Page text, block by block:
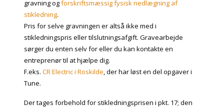
gravning ogforskriftsmæssig fysisk nedlægning af
stikledning.
Pris for selve gravningen er altså ikke med i
stikledningspris eller tilslutningsafgift. Gravearbejde
sørger du enten selv for eller du kan kontakte en
entreprenør til at hjælpe dig.
F.eks. CR Electric i Roskilde, der har løst en del opgaver i
Tune.
Der tages forbehold for stikledningsprisen i pkt. 17; den